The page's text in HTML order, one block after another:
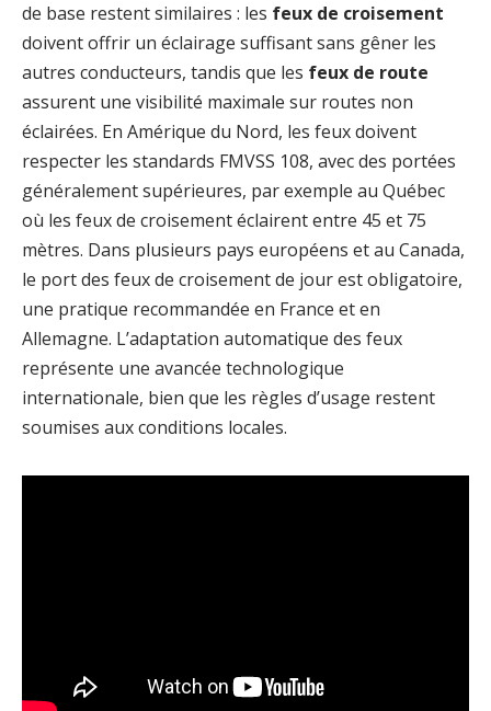
de base restent similaires : les feux de croisement
doivent offrir un éclairage suffisant sans gêner les
autres conducteurs, tandis que les feux de route
assurent une visibilité maximale sur routes non
éclairées. En Amérique du Nord, les feux doivent
respecter les standards FMVSS 108, avec des portées
généralement supérieures, par exemple au Québec
où les feux de croisement éclairent entre 45 et 75
mètres. Dans plusieurs pays européens et au Canada,
le port des feux de croisement de jour est obligatoire,
une pratique recommandée en France et en
Allemagne. L’adaptation automatique des feux
représente une avancée technologique
internationale, bien que les règles d’usage restent
soumises aux conditions locales.